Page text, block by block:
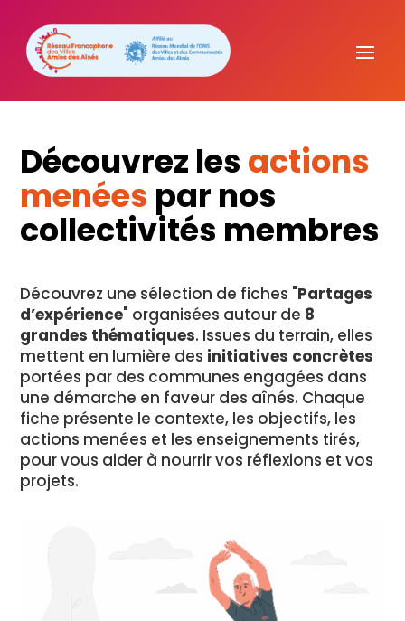
Découvrez les actions
menées par nos
collectivités membres
Découvrez une sélection de fiches "Partages
d’expérience" organisées autour de 8
grandes thématiques. Issues du terrain, elles
mettent en lumière des initiatives concrètes
portées par des communes engagées dans
une démarche en faveur des aînés. Chaque
fiche présente le contexte, les objectifs, les
actions menées et les enseignements tirés,
pour vous aider à nourrir vos réflexions et vos
projets.